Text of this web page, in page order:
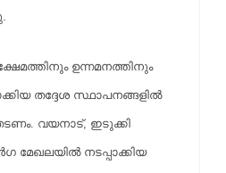
ഉന്നമനത്തിനും
തദ്ദേശ സ്ഥാപനങ്ങളില്‍
വയനാട്, ഇടുക്കി
മേഖലയില്‍ നടപ്പാക്കിയ